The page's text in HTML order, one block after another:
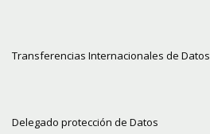
Transferencias Internacionales de Datos
Delegado protección de Datos